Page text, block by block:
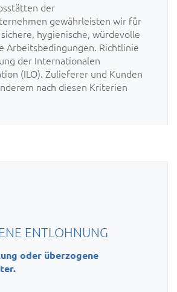
der
gewährleisten wir für
hygienische, würdevolle
Arbeitsbedingungen. Richtlinie
der Internationalen
(ILO). Zulieferer und Kunden
nach diesen Kriterien
ENTLOHNUNG
oder überzogene